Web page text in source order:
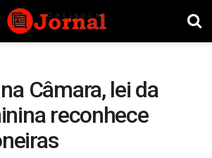
Câmara, lei da
reconhece